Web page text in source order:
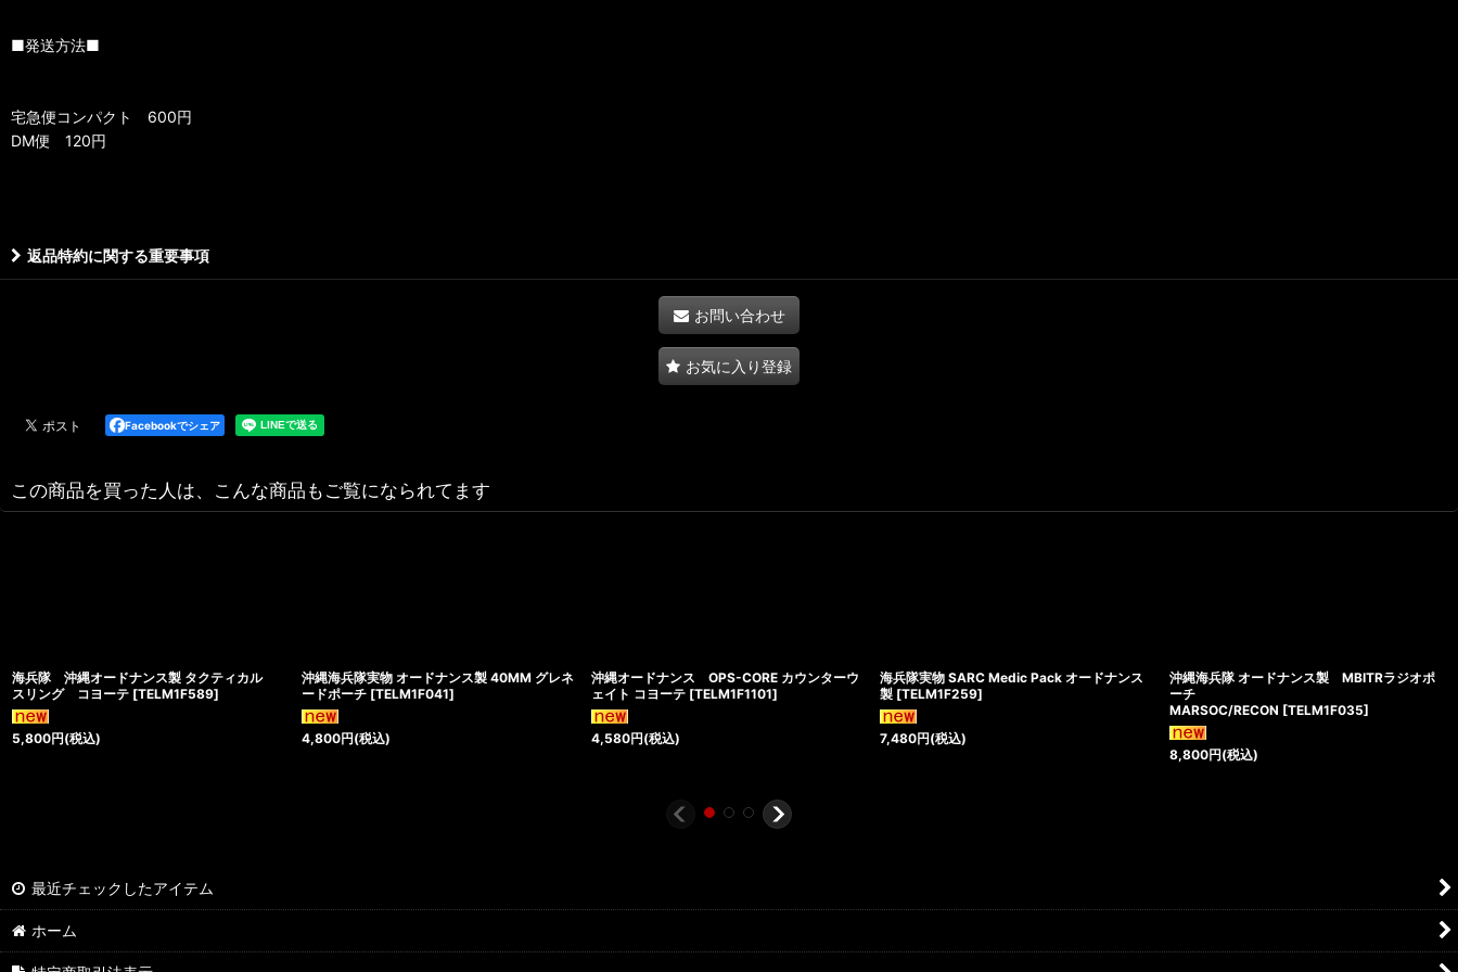
■発送方法■
宅急便コンパクト 600円
DM便 120円
返品特約に関する重要事項
お問い合わせ
お気に入り登録
Facebookでシェア
この商品を買った人は、こんな商品もご覧になられてます
海兵隊 沖縄オードナンス製 タクティカル
スリング コヨーテ [TELM1F589]
5,800円(税込)
沖縄海兵隊実物 オードナンス製 40MM グレネ
ードポーチ [TELM1F041]
4,800円(税込)
沖縄オードナンス OPS-CORE カウンターウ
ェイト コヨーテ [TELM1F1101]
4,580円(税込)
海兵隊実物 SARC Medic Pack オードナンス
製 [TELM1F259]
7,480円(税込)
沖縄海兵隊 オードナンス製 MBITRラジオポ
ーチ
MARSOC/RECON [TELM1F035]
8,800円(税込)
最近チェックしたアイテム
ホーム